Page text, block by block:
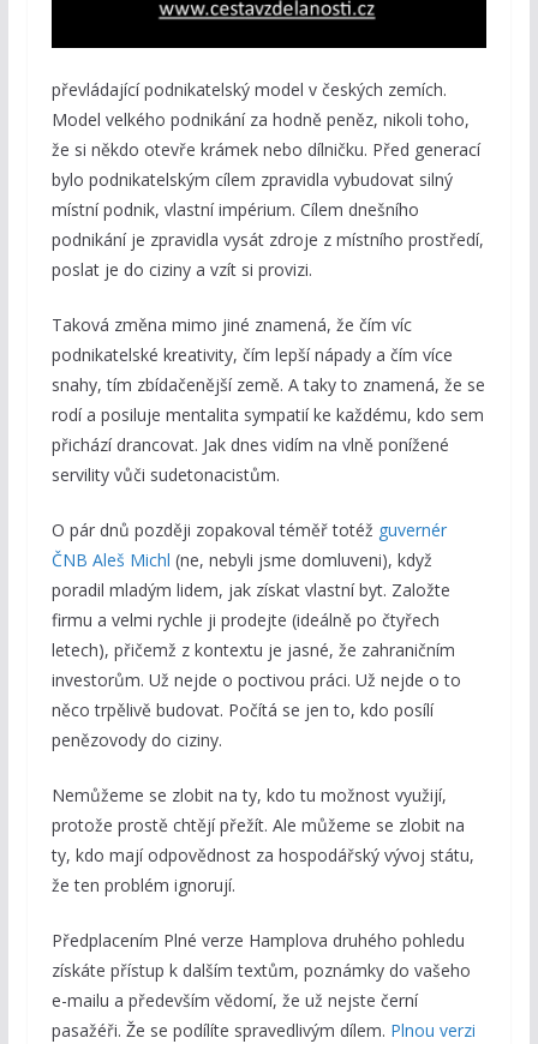
převládající podnikatelský model v českých zemích.
Model velkého podnikání za hodně peněz, nikoli toho,
že si někdo otevře krámek nebo dílničku. Před generací
bylo podnikatelským cílem zpravidla vybudovat silný
místní podnik, vlastní impérium. Cílem dnešního
podnikání je zpravidla vysát zdroje z místního prostředí,
poslat je do ciziny a vzít si provizi.
Taková změna mimo jiné znamená, že čím víc
podnikatelské kreativity, čím lepší nápady a čím více
snahy, tím zbídačenější země. A taky to znamená, že se
rodí a posiluje mentalita sympatií ke každému, kdo sem
přichází drancovat. Jak dnes vidím na vlně ponížené
servility vůči sudetonacistům.
O pár dnů později zopakoval téměř totéž guvernér
ČNB Aleš Michl (ne, nebyli jsme domluveni), když
poradil mladým lidem, jak získat vlastní byt. Založte
firmu a velmi rychle ji prodejte (ideálně po čtyřech
letech), přičemž z kontextu je jasné, že zahraničním
investorům. Už nejde o poctivou práci. Už nejde o to
něco trpělivě budovat. Počítá se jen to, kdo posílí
penězovody do ciziny.
Nemůžeme se zlobit na ty, kdo tu možnost využijí,
protože prostě chtějí přežít. Ale můžeme se zlobit na
ty, kdo mají odpovědnost za hospodářský vývoj státu,
že ten problém ignorují.
Předplacením Plné verze Hamplova druhého pohledu
získáte přístup k dalším textům, poznámky do vašeho
e-mailu a především vědomí, že už nejste černí
pasažéři. Že se podílíte spravedlivým dílem. Plnou verzi